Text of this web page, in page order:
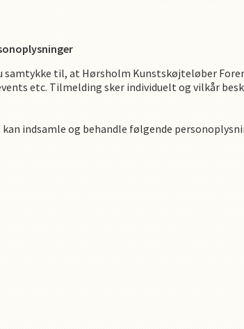
samtykke til, at Hørsholm Kunstskøjteløber
etc. Tilmelding sker individuelt og vilkår
kan indsamle og behandle følgende